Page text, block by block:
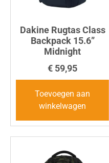
Dakine Rugtas Class
Backpack 15.6”
Midnight
€ 59,95
Toevoegen aan
winkelwagen